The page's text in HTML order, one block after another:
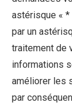
astérisque «
par un
traitement de
informations
améliorer les
par